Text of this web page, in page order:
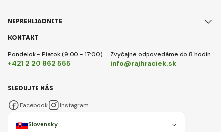
KONTAKT
Pondelok - Piatok (9:00 - 17:00)
+421 2 20 862 555
Zvyčajne odpovedáme do 8 hodín
info@rajhraciek.sk
NEPREHLIADNITE
Slovensky
SLEDUJTE NÁS
Facebook Instagram